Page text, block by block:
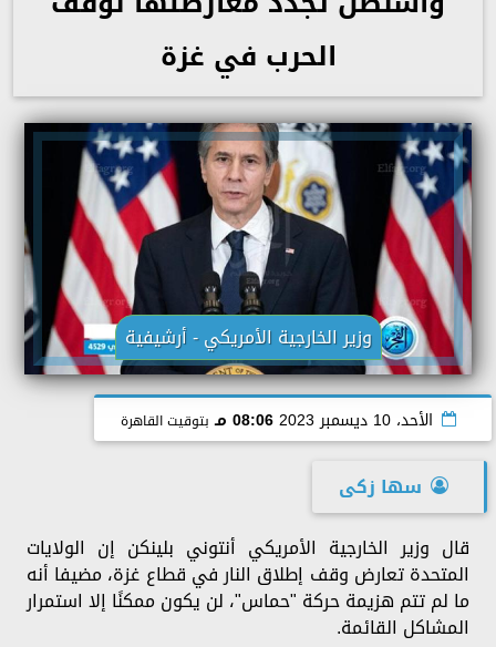
الحرب في غزة
وزير الخارجية الأمريكي - أرشيفية
الأحد، 10 ديسمبر 2023 08:06 مـ بتوقيت القاهرة
سها زكى
قال وزير الخارجية الأمريكي أنتوني بلينكن إن الولايات
المتحدة تعارض وقف إطلاق النار في قطاع غزة، مضيفا أنه
ما لم تتم هزيمة حركة "حماس"، لن يكون ممكنًا إلا استمرار
المشاكل القائمة.